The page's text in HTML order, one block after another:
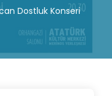
Dostluk Konseri